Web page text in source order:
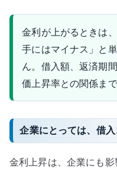
金利が上がるときは
手にはマイナス」と
ん。借入額、返済期
価上昇率との関係ま
企業にとっては、借
金利上昇は、企業にも